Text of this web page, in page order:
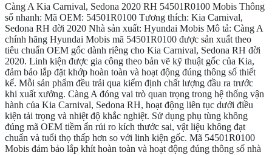
Càng A Kia Carnival, Sedona 2020 RH 54501R0100 Mobis Thông
số nhanh: Mã OEM: 54501R0100 Tương thích: Kia Carnival,
Sedona RH đời 2020 Nhà sản xuất: Hyundai Mobis Mô tả: Càng A
chính hãng Hyundai Mobis mã 54501R0100 được sản xuất theo
tiêu chuẩn OEM gốc dành riêng cho Kia Carnival, Sedona RH đời
2020. Linh kiện được gia công theo bản vẽ kỹ thuật gốc của Kia,
đảm bảo lắp đặt khớp hoàn toàn và hoạt động đúng thông số thiết
kế. Mỗi sản phẩm đều trải qua kiểm định chất lượng đầu ra trước
khi xuất xưởng. Càng A đóng vai trò quan trọng trong hệ thống vận
hành của Kia Carnival, Sedona RH, hoạt động liên tục dưới điều
kiện tải trọng và nhiệt độ khắc nghiệt. Sử dụng phụ tùng không
đúng mã OEM tiềm ẩn rủi ro kích thước sai, vật liệu không đạt
chuẩn và tuổi thọ thấp hơn so với linh kiện gốc. Mã 54501R0100
Mobis đảm bảo lắp khít hoàn toàn và hoạt động đúng thông số nhà